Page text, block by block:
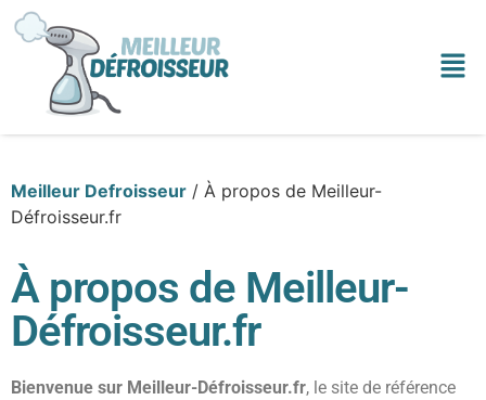
Meilleur Defroisseur / À propos de Meilleur-
Défroisseur.fr
À propos de Meilleur-
Défroisseur.fr
Bienvenue sur Meilleur-Défroisseur.fr, le site de référence